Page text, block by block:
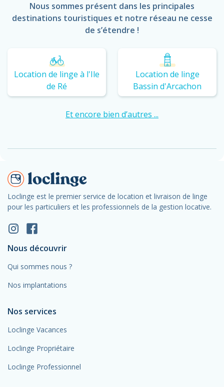
Nous sommes présent dans les principales
destinations touristiques et notre réseau ne cesse
de s’étendre !
Location de linge à l'Ile
de Ré
Location de linge
Bassin d'Arcachon
Et encore bien d’autres ...
Loclinge est le premier service de location et livraison de linge
pour les particuliers et les professionnels de la gestion locative.
Nous découvrir
Qui sommes nous ?
Nos implantations
Nos services
Loclinge Vacances
Loclinge Propriétaire
Loclinge Professionnel